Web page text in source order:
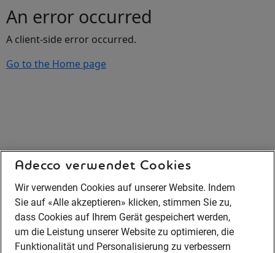
An error occurred
A client-side error occurred.
Go to the Home page
Adecco verwendet Cookies
Wir verwenden Cookies auf unserer Website. Indem
Sie auf «Alle akzeptieren» klicken, stimmen Sie zu,
dass Cookies auf Ihrem Gerät gespeichert werden,
um die Leistung unserer Website zu optimieren, die
Funktionalität und Personalisierung zu verbessern